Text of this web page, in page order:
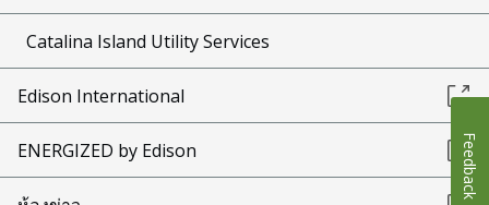
Catalina Island Utility Services
Edison International
ENERGIZED by Edison Feedback